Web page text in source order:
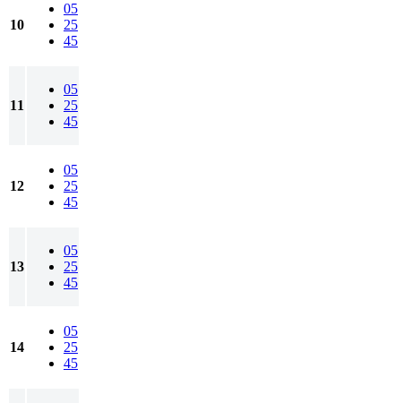
10
05
25
45
11
05
25
45
12
05
25
45
13
05
25
45
14
05
25
45